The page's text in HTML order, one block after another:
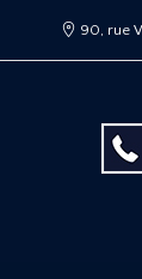
90, rue